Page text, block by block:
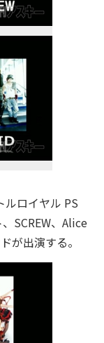
ロイヤル PS
SCREW、Alice
が出演する。